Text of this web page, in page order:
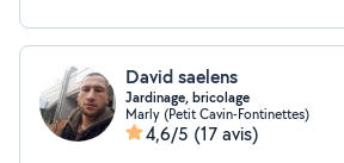
David saelens
Jardinage, bricolage
Marly (Petit Cavin-Fontinettes)
4,6/5 (17 avis)